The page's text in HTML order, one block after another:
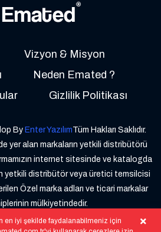
Vizyon & Misyon
Neden Emated ?
Gizlilik Politikası
By Enter YazılımTüm Hakları Saklıdır.
yer alan markaların yetkili distribütörü
internet sitesinde ve katalogda
yetkili distribütör veya üretici temsilcisi
Özel marka adları ve ticari markalar
mülkiyetindedir.
en iyi şekilde faydalanabilmeniz için